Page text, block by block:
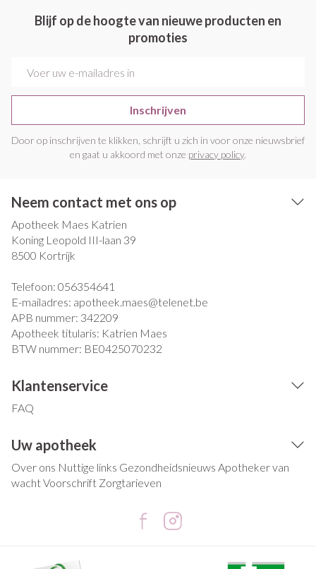
Blijf op de hoogte van nieuwe producten en
promoties
Inschrijven
Door op inschrijven te klikken, schrijft u zich in voor onze nieuwsbrief
en gaat u akkoord met onze privacy policy.
Neem contact met ons op
Apotheek Maes Katrien
Koning Leopold III-laan 39
8500 Kortrijk
Telefoon: 056354641
E-mailadres: apotheek.maes@telenet.be
APB nummer: 342209
Apotheek titularis: Katrien Maes
BTW nummer: BE0425070232
Klantenservice
FAQ
Uw apotheek
Over ons Nuttige links Gezondheidsnieuws Apotheker van
wachtVoorschrift Zorgtarieven